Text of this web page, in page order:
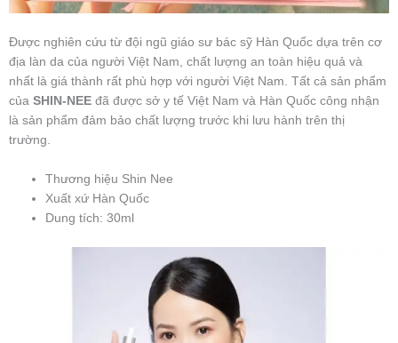
Được nghiên cứu từ đội ngũ giáo sư bác sỹ Hàn Quốc dựa trên cơ
địa làn da của người Việt Nam, chất lượng an toàn hiệu quả và
nhất là giá thành rất phù hợp với người Việt Nam. Tất cả sản phẩm
của SHIN-NEE đã được sở y tế Việt Nam và Hàn Quốc công nhận
là sản phẩm đảm bảo chất lượng trước khi lưu hành trên thị
trường.
Thương hiệu Shin Nee
Xuất xứ Hàn Quốc
Dung tích: 30ml